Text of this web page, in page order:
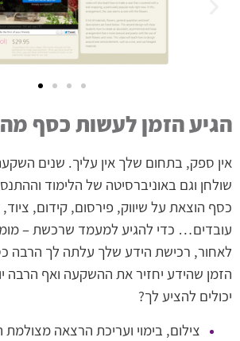
הגיע הזמן לעשות כסף
אין ספק, בתחום שלך אין עליך. שנים
שולחן וגם באוניברסיטה של הלימוד
כסף הוצאת על שיווק, פירסום, קידום,
עובדים… כדי להגיע למעמד שרכשת –
לאחור, רכישת הידע שלך עלתה לך הרבה
הזמן שהידע יחזיר את ההשקעה ואף הרבה
יכולים להציע לך?
צילום, בימוי ועריכת הרצאה